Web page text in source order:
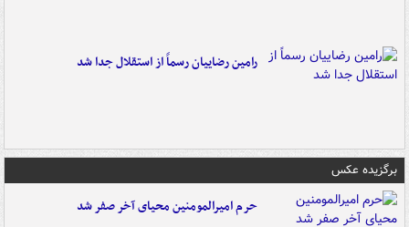
رامین رضاییان رسماً از استقلال جدا شد
برگزیده عکس
حرم امیرالمومنین محیای آخر صفر شد